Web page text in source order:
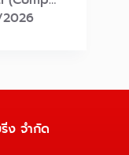
ง จำกัด